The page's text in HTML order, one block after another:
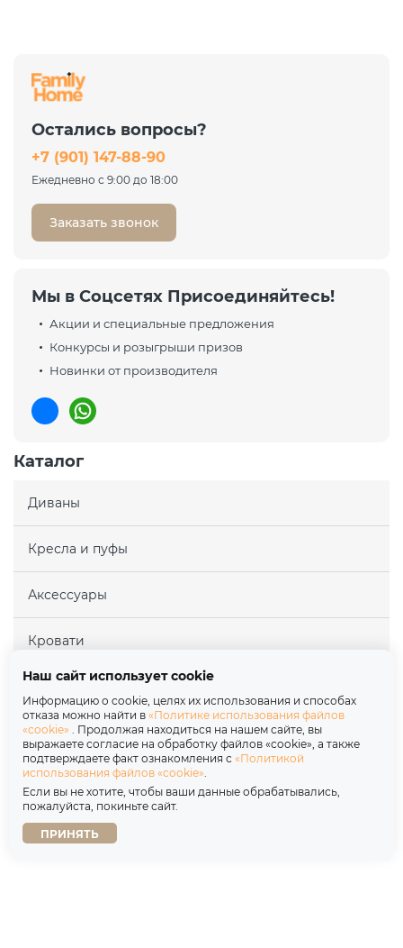
Остались вопросы?
+7 (901) 147-88-90
Ежедневно с 9:00 до 18:00
Заказать звонок
Мы в Соцсетях Присоединяйтесь!
Акции и специальные предложения
Конкурсы и розыгрыши призов
Новинки от производителя
Каталог
Диваны
Кресла и пуфы
Аксессуары
Кровати
Покупателям
Партнерам
О нас
Наш сайт использует cookie
Информацию о cookie, целях их использования и способах
отказа можно найти в «Политике использования файлов
«cookie» . Продолжая находиться на нашем сайте, вы
выражаете согласие на обработку файлов «cookie», а также
подтверждаете факт ознакомления с «Политикой
использования файлов «cookie».
Если вы не хотите, чтобы ваши данные обрабатывались,
пожалуйста, покиньте сайт.
ПРИНЯТЬ